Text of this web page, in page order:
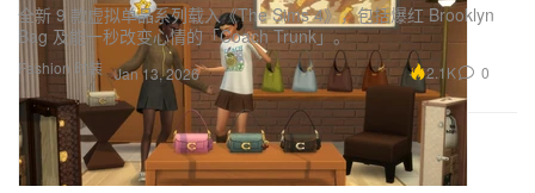
Fashion 时装
全新 9 款虚拟单品系列载入《The Sims 4》，包括爆红 Brooklyn
Bag 及能一秒改变心情的「Coach Trunk」。
Jan 13, 2026 2.1K 0